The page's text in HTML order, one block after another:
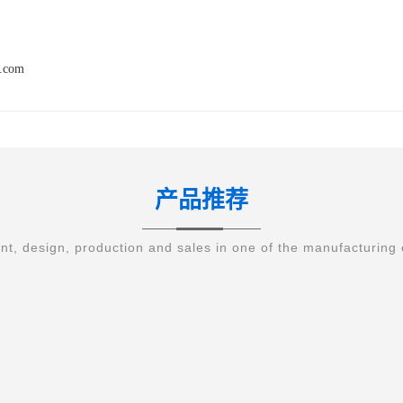
产品推荐
design, production and sales in one of the manufacturing